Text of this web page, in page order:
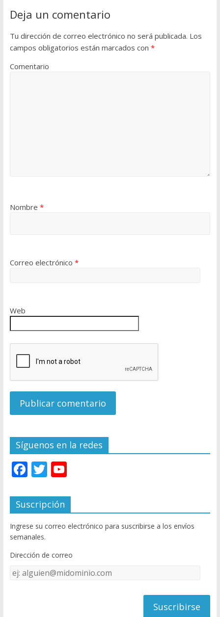
Deja un comentario
Tu dirección de correo electrónico no será publicada. Los
campos obligatorios están marcados con *
Comentario
Nombre *
Correo electrónico *
Web
Síguenos en la redes
F
e
b
o
o
k
T
itt
er
Y
u
T
u
e
C
Suscripción
Ingrese su correo electrónico para suscribirse a los envíos
semanales.
Dirección de correo
Dirección
de